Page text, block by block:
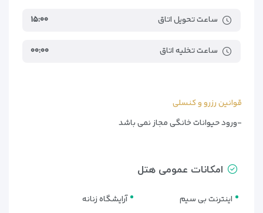
ساعت تحویل اتاق ۱۵:۰۰
ساعت تخلیه اتاق ۰۰:۰۰
قوانین رزرو و کنسلی
-ورود حیوانات خانگی مجاز نمی باشد
امکانات عمومی هتل
اینترنت بی سیم آرایشگاه زنانه